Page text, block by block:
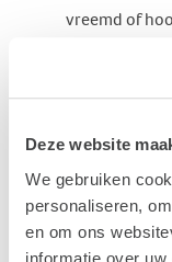
Deze website
We gebruiken
personaliseren,
en om ons
informatie over
vreemd of
patiënten.
hier gebruikt
bekend van
lezen ook".
vergelijken.